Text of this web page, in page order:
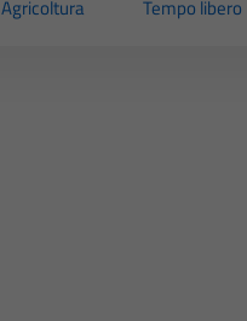
Agricoltura Tempo libero